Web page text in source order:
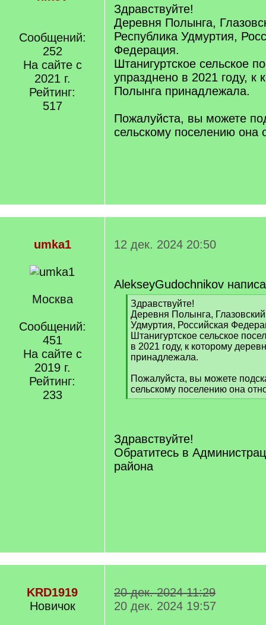
Сообщений:
252
На сайте с
2021 г.
Рейтинг:
517
Здравствуйте!
Деревня Полынга,
Республика Удмуртия,
Федерация.
Штанигуртское сельское
упразднено в 2021 году, к
Полынга принадлежала.
Пожалуйста, вы можете
сельскому поселению она
umka1
Москва
Сообщений:
451
На сайте с
2019 г.
Рейтинг:
233
12 дек. 2024 20:50
AlekseyGudochnikov
[
q
]
Здравствуйте!
Деревня Полынга,
Удмуртия, Российская
Штанигуртское сельское
в 2021 году, к которому
принадлежала.
Пожалуйста, вы можете
сельскому поселению она
[
Здравствуйте!
Обратитесь в
района
KRD1919
Новичок
20 дек. 2024 11:29
20 дек. 2024 19:57